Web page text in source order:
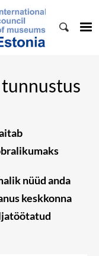
nüüd anda
keskkonna